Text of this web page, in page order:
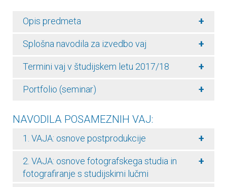
Opis predmeta +
Splošna navodila za izvedbo vaj +
Termini vaj v študijskem letu 2017/18 +
Portfolio (seminar) +
NAVODILA POSAMEZNIH VAJ:
1. VAJA: osnove postprodukcije +
2. VAJA: osnove fotografskega studia in
fotografiranje s studijskimi lučmi
+